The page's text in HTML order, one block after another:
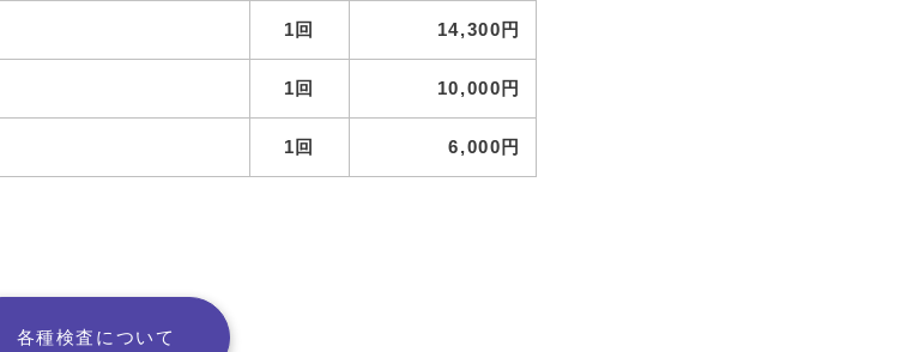
1回 14,300円
1回 10,000円
1回 6,000円
各種検査について